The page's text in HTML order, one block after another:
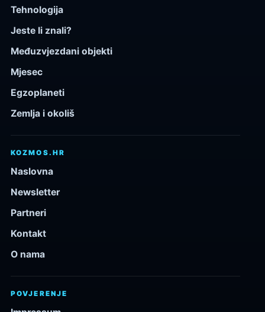
Tehnologija
Jeste li znali?
Međuzvjezdani objekti
Mjesec
Egzoplaneti
Zemlja i okoliš
KOZMOS.HR
Naslovna
Newsletter
Partneri
Kontakt
O nama
POVJERENJE